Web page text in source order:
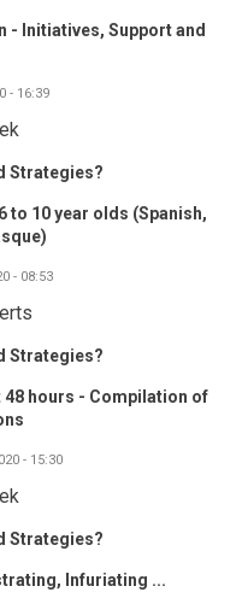
- Initiatives, Support and
- 16:39
Strategies?
to 10 year olds (Spanish,
- 08:53
Strategies?
48 hours - Compilation of
- 15:30
Strategies?
Infuriating ...